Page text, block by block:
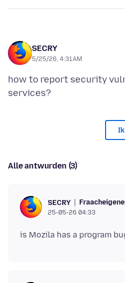
SECRY
5/25/26, 4:31 AM
how to report security
Alle antwurden (3)
SECRY
25-05-26 04:33